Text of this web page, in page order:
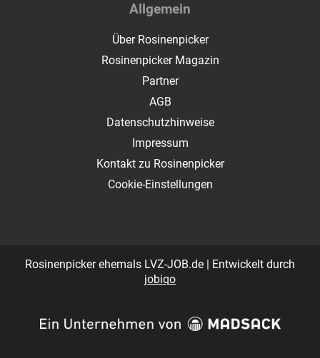
Allgemein
Über Rosinenpicker
Rosinenpicker Magazin
Partner
AGB
Datenschutzhinweise
Impressum
Kontakt zu Rosinenpicker
Cookie-Einstellungen
Rosinenpicker ehemals LVZ-JOB.de | Entwickelt durch
jobiqo